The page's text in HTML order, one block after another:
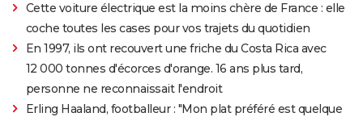
Cette voiture électrique est la moins chère de France : elle
coche toutes les cases pour vos trajets du quotidien
En 1997, ils ont recouvert une friche du Costa Rica avec
12 000 tonnes d'écorces d'orange. 16 ans plus tard,
personne ne reconnaissait l'endroit
Erling Haaland, footballeur : "Mon plat préféré est quelque